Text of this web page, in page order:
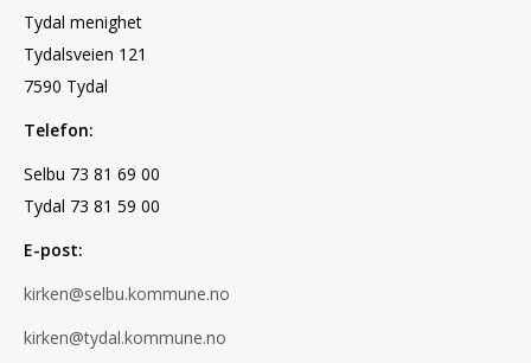
Tydal menighet
Tydalsveien 121
7590 Tydal
Telefon:
Selbu 73 81 69 00
Tydal 73 81 59 00
E-post:
kirken@selbu.kommune.no
kirken@tydal.kommune.no